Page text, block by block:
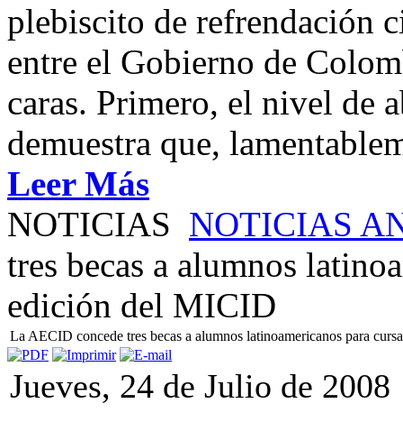
plebiscito de refrendación
entre el Gobierno de
caras. Primero, el nivel de
demuestra que,
Leer Más
NOTICIAS NOTICIAS
tres becas a alumnos
edición del MICID
La AECID concede tres becas a alumnos latinoamericanos para
Jueves, 24 de Julio de 2008